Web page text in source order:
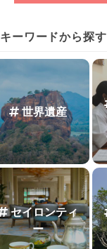
キーワードから探す
世界遺産
セイロンティ
ー